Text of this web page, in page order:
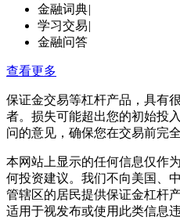
金融词典|
学习交易|
金融问答
查看更多
保证金交易等杠杆产品，具有
者。损失可能超出您的初始投
问的意见，确保您在交易前完
本网站上显示的任何信息仅作
何投资建议。我们不向美国、
管辖区的居民提供保证金杠杆
适用于视发布或使用此类信息